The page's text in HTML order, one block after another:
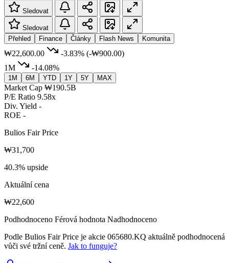
Sledovat
Sledovat
Přehled
Finance Články Flash News Komunita
₩22,600.00 -3.83% (-₩900.00)
1M
-14.08%
1M 6M YTD 1Y 5Y MAX
Market Cap ₩190.5B
P/E Ratio 9.58x
Div. Yield -
ROE -
Bulios Fair Price
₩31,700
40.3% upside
Aktuální cena
₩22,600
Podhodnoceno Férová hodnota Nadhodnoceno
Podle Bulios Fair Price je akcie 065680.KQ aktuálně podhodnocená
vůči své tržní ceně. Jak to funguje?